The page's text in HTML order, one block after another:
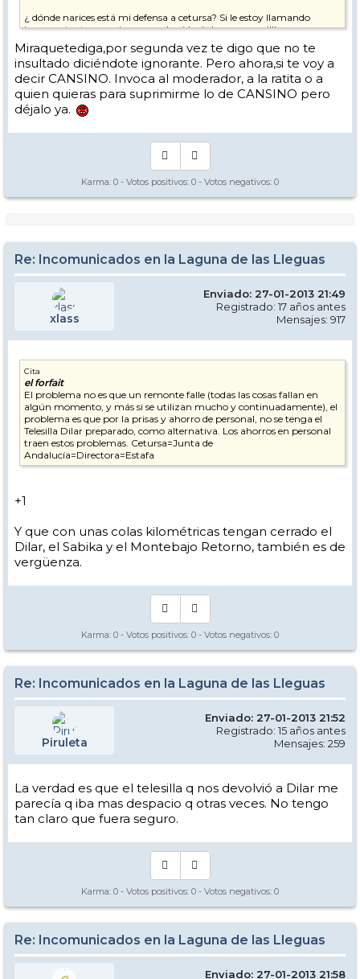
¿ dónde narices está mi defensa a cetursa? Si le estoy llamando
incompetente y que juega con la vida de las personas!!!!
En cuanto al que me llama ignorante, espero que se pase un
moderador por aquí... Si borra algo mío pues también me parecerá
bien. Una cosa es que pueda estar equivocado, no conozco los
primeros años y pensaba que el antiguo dilar era posterior al ts de la
laguna, pero si os parece normal insultar en vez de decir oye mira te
estas equivocando, pues bueno, no me verás insultarte si veo que te
Miraquetediga,por segunda vez te digo que no te
insultado diciéndote ignorante. Pero ahora,si te voy a
decir CANSINO. Invoca al moderador, a la ratita o a
quien quieras para suprimirme lo de CANSINO pero
déjalo ya.
Karma: 0 - Votos positivos: 0 - Votos negativos: 0
Re: Incomunicados en la Laguna de las Lleguas
xlass
Enviado: 27-01-2013 21:49
Registrado: 17 años antes
Mensajes: 917
Cita
el forfait
El problema no es que un remonte falle (todas las cosas fallan en
algún momento, y más si se utilizan mucho y continuadamente), el
problema es que por la prisas y ahorro de personal, no se tenga el
Telesilla Dilar preparado, como alternativa. Los ahorros en personal
traen estos problemas. Cetursa=Junta de
Andalucía=Directora=Estafa
+1
Y que con unas colas kilométricas tengan cerrado el
Dilar, el Sabika y el Montebajo Retorno, también es de
vergüenza.
Karma: 0 - Votos positivos: 0 - Votos negativos: 0
Re: Incomunicados en la Laguna de las Lleguas
Piruleta
Enviado: 27-01-2013 21:52
Registrado: 15 años antes
Mensajes: 259
La verdad es que el telesilla q nos devolvió a Dilar me
parecía q iba mas despacio q otras veces. No tengo
tan claro que fuera seguro.
Karma: 0 - Votos positivos: 0 - Votos negativos: 0
Re: Incomunicados en la Laguna de las Lleguas
Enviado: 27-01-2013 21:58